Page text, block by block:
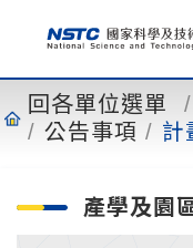
容 回各單位選單
公告事項
計
產學及園